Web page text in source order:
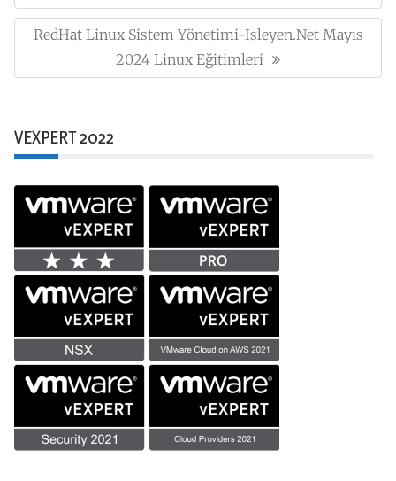
Next
RedHat Linux Sistem Yönetimi-Isleyen.net Mayıs
2024 Linux Eğitimleri
VEXPERT 2022